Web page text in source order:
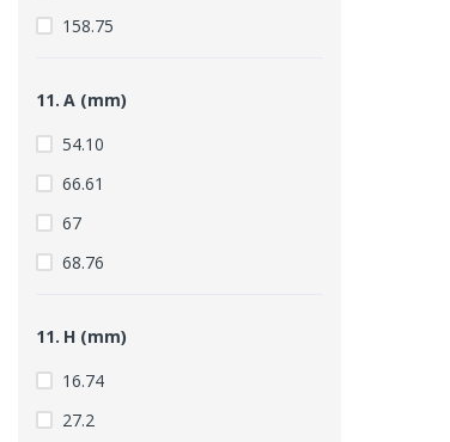
158.75
11. A (mm)
54.10
66.61
67
68.76
11. H (mm)
16.74
27.2